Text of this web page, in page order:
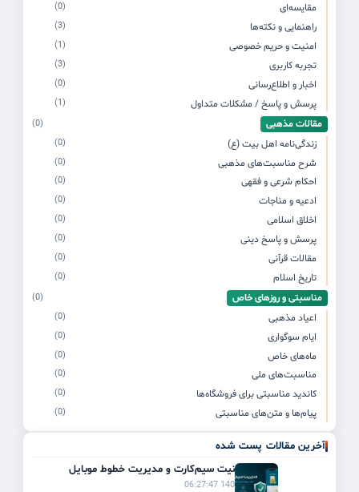
مقایسه‌ای (0)
راهنمایی و نکته‌ها (3)
امنیت و حریم خصوصی (1)
تجربه کاربری (3)
اخبار و اطلاع‌رسانی (0)
پرسش و پاسخ / مشکلات متداول (1)
مقالات مذهبی (0)
زندگی‌نامه اهل بیت (ع) (0)
شرح مناسبت‌های مذهبی (0)
احکام شرعی و فقهی (0)
ادعیه و مناجات (0)
اخلاق اسلامی (0)
پرسش و پاسخ دینی (0)
مقالات قرآنی (0)
تاریخ اسلام (0)
مناسبتی و روزهای خاص (0)
اعیاد مذهبی (0)
ایام سوگواری (0)
ماه‌های خاص (0)
مناسبت‌های ملی (0)
کاندید مناسبتی برای فروشگاه‌ها (0)
پیام‌ها و متن‌های مناسبتی (0)
آخرین مقالات پست شده
راهنمای امنیت سیم‌کارت و مدیریت خطوط موبایل
1405/03/21 06:27:47